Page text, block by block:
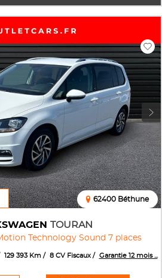
TOURAN
Technology Sound 7 places
62400 Béthune
129 393 Km 8 CV Fiscaux Garantie 12 mois ...